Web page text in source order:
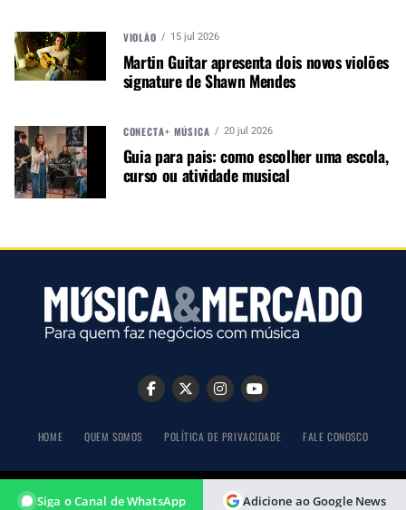
Siga o Canal de WhatsApp Adicione ao Google News
Marca de pratos para bateria Karpius Cymbals está a venda
NÃO PERCA
Série Legend da Zeus Cymbals oferece timbres
diferenciados
VIOLÃO 15 jul 2026
Martin Guitar apresenta dois novos violões
signature de Shawn Mendes
CONECTA+ MÚSICA 20 jul 2026
Guia para pais: como escolher uma escola,
curso ou atividade musical
HOME QUEM SOMOS POLÍTICA DE PRIVACIDADE FALE CONOSCO
COPYRIGHT © 2026 MÚSICA & MERCADO